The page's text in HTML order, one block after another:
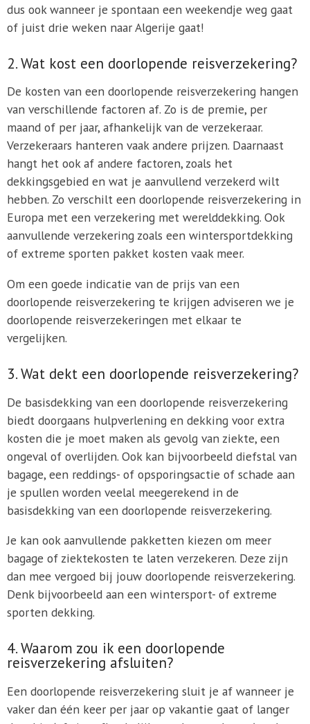
dus ook wanneer je spontaan een weekendje weg gaat
of juist drie weken naar Algerije gaat!
2. Wat kost een doorlopende reisverzekering?
De kosten van een doorlopende reisverzekering hangen
van verschillende factoren af. Zo is de premie, per
maand of per jaar, afhankelijk van de verzekeraar.
Verzekeraars hanteren vaak andere prijzen. Daarnaast
hangt het ook af andere factoren, zoals het
dekkingsgebied en wat je aanvullend verzekerd wilt
hebben. Zo verschilt een doorlopende reisverzekering in
Europa met een verzekering met werelddekking. Ook
aanvullende verzekering zoals een wintersportdekking
of extreme sporten pakket kosten vaak meer.
Om een goede indicatie van de prijs van een
doorlopende reisverzekering te krijgen adviseren we je
doorlopende reisverzekeringen met elkaar te
vergelijken.
3. Wat dekt een doorlopende reisverzekering?
De basisdekking van een doorlopende reisverzekering
biedt doorgaans hulpverlening en dekking voor extra
kosten die je moet maken als gevolg van ziekte, een
ongeval of overlijden. Ook kan bijvoorbeeld diefstal van
bagage, een reddings- of opsporingsactie of schade aan
je spullen worden veelal meegerekend in de
basisdekking van een doorlopende reisverzekering.
Je kan ook aanvullende pakketten kiezen om meer
bagage of ziektekosten te laten verzekeren. Deze zijn
dan mee vergoed bij jouw doorlopende reisverzekering.
Denk bijvoorbeeld aan een wintersport- of extreme
sporten dekking.
4. Waarom zou ik een doorlopende
reisverzekering afsluiten?
Een doorlopende reisverzekering sluit je af wanneer je
vaker dan één keer per jaar op vakantie gaat of langer